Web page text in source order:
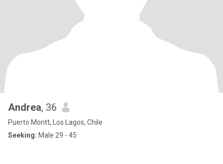
Andrea, 36
Puerto Montt, Los Lagos, Chile
Seeking: Male 29 - 45